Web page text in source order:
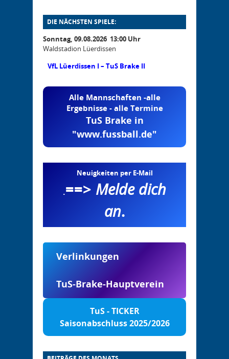
DIE NÄCHSTEN SPIELE:
Sonntag, 09.08.2026 13:00 Uhr
Waldstadion Lüerdissen
VfL Lüerdissen I – TuS Brake II
Alle Mannschaften -alle
Ergebnisse - alle Termine
TuS Brake in
"www.fussball.de"
Neuigkeiten per E-Mail
.==> Melde dich
an.
Verlinkungen
TuS-Brake-Hauptverein
TuS - TICKER
Saisonabschluss 2025/2026